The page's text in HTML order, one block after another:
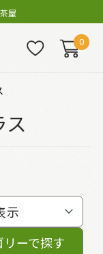
屋
0
示
リーで探す